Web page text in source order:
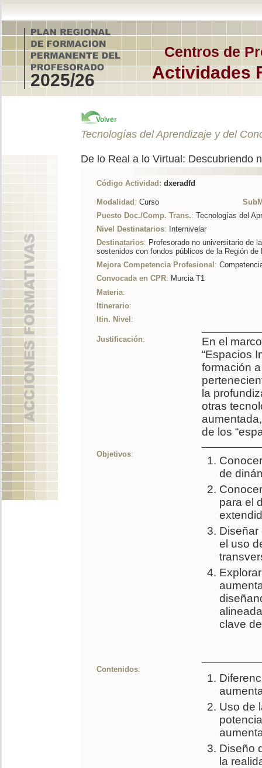
Centros de
Actividades
2025/26
Volver
Tecnologías del Aprendizaje y del
De lo Real a lo Virtual: Descubriendo
Código Actividad: dxeradfd
Modalidad : Curso
Puesto Doc./Comp. Trans.: Tecnologías del
Nivel Destinatarios: Internivelar
Destinatarios: Profesorado no universitario de
sostenidos con fondos públicos de la Región
Mejora Competencia Profesional :
Convocada en CPR: Murcia T1
Materia:
Itinerario:
Itin. Nivel :
Justificación:
En el
“Espacios
formación
la
otras
de los
Objetivos:
de
para el
Diseñar
el uso
clave
Contenidos:
Uso de
Diseño
la